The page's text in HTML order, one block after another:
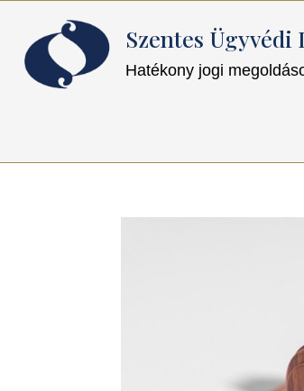
Szentes Ügyvédi
Hatékony jogi